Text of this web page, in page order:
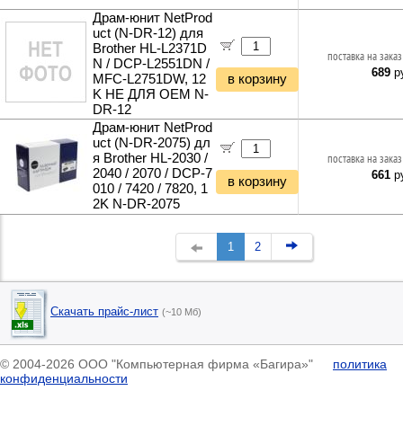
Драм-юнит NetProd
uct (N-DR-12) для
Brother HL-L2371D
N / DCP-L2551DN /
MFC-L2751DW, 12
K НЕ ДЛЯ OEM N-
DR-12
в корзину
поставка на
689
Драм-юнит NetProd
uct (N-DR-2075) дл
я Brother HL-2030 /
2040 / 2070 / DCP-7
010 / 7420 / 7820, 1
2K N-DR-2075
в корзину
поставка на
661
1 2
Скачать прайс-лист (~10 Мб)
© 2004-2026 ООО "Компьютерная фирма «Багира»" политика
конфиденциальности